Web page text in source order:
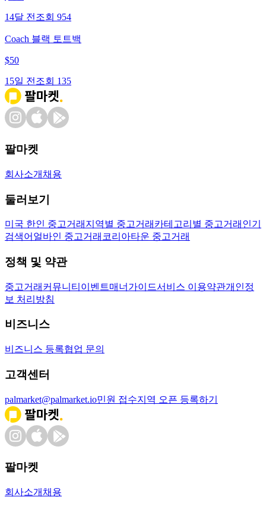
14달 전 조회 954
Coach 블랙 토트백
$50
15일 전 조회 135
팔마켓
회사소개 채용
둘러보기
미국 한인 중고거래 지역별 중고거래 카테고리별 중고거래 인기
검색어 얼바인 중고거래 코리아타운 중고거래
정책 및 약관
중고거래 커뮤니티 이벤트매너가이드서비스 이용약관개인정
보 처리방침
비즈니스
비즈니스 등록협업 문의
고객센터
palmarket@palmarket.io민원 접수지역 오픈 등록하기
팔마켓
회사소개 채용